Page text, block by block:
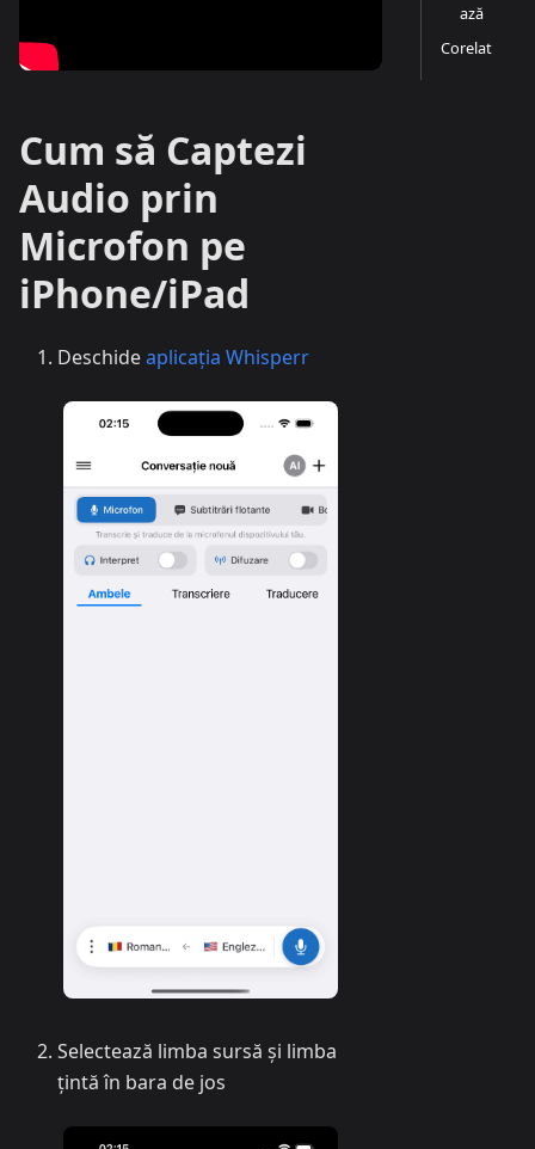
Cum să Captezi
Audio prin
Microfon pe
iPhone/iPad
Deschideaplicația Whisperr
Selectează limba sursă și limba
țintă în bara de jos
ază
Corelat